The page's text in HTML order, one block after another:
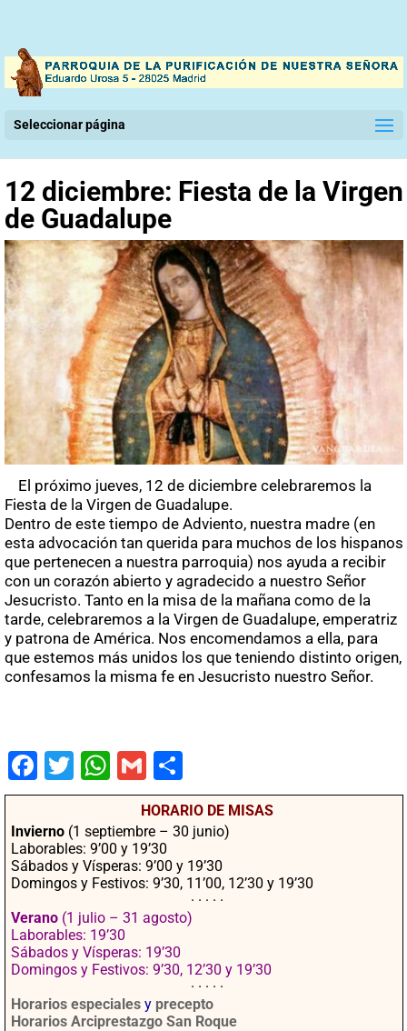
Seleccionar página
12 diciembre: Fiesta de la Virgen
de Guadalupe
El próximo jueves, 12 de diciembre celebraremos la
Fiesta de la Virgen de Guadalupe.
Dentro de este tiempo de Adviento, nuestra madre (en
esta advocación tan querida para muchos de los hispanos
que pertenecen a nuestra parroquia) nos ayuda a recibir
con un corazón abierto y agradecido a nuestro Señor
Jesucristo. Tanto en la misa de la mañana como de la
tarde, celebraremos a la Virgen de Guadalupe, emperatriz
y patrona de América. Nos encomendamos a ella, para
que estemos más unidos los que teniendo distinto origen,
confesamos la misma fe en Jesucristo nuestro Señor.
Fac
ebo
Twit
ter
Wha
tsA
pp
Gm
ail
mpa
rtir
HORARIO DE MISAS
Invierno (1 septiembre – 30 junio)
Laborables: 9’00 y 19’30
Sábados y Vísperas: 9’00 y 19’30
Domingos y Festivos: 9’30, 11’00, 12’30 y 19’30
· · · · ·
Verano (1 julio – 31 agosto)
Laborables: 19’30
Sábados y Vísperas: 19’30
Domingos y Festivos: 9’30, 12’30 y 19’30
· · · · ·
Horarios especiales y precepto
Horarios Arciprestazgo San Roque